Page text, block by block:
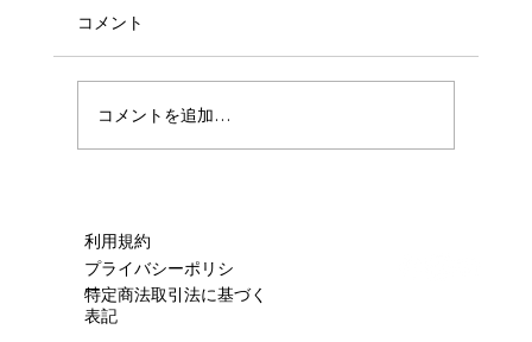
🧼ハウスクリーニング🧼
コメント
コメントを追加…
利用規約
プライバシーポリシ
ー
特定商法取引法に基づく
表記